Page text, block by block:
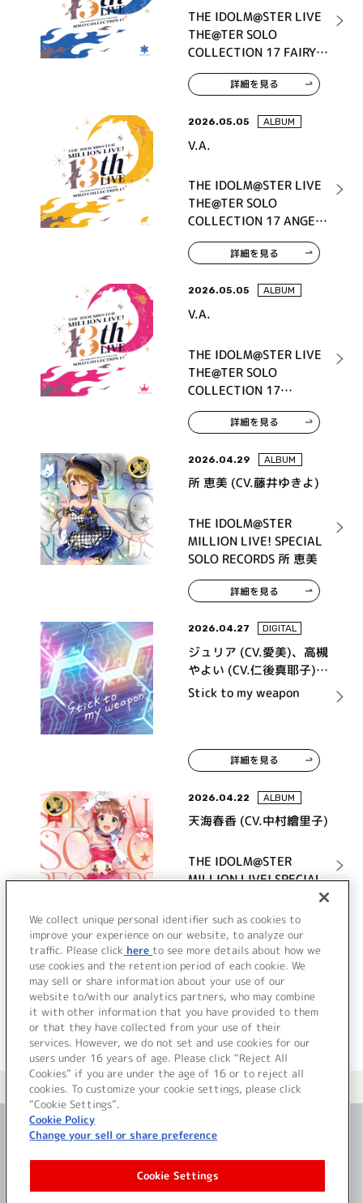
THE IDOLM@STER LIVE
THE@TER SOLO
COLLECTION 17 FAIRY
STARS
詳細を見る
2026.05.05 ALBUM
V.A.
THE IDOLM@STER LIVE
THE@TER SOLO
COLLECTION 17 ANGEL
STARS
詳細を見る
2026.05.05 ALBUM
V.A.
THE IDOLM@STER LIVE
THE@TER SOLO
COLLECTION 17
PRINCESS STARS
詳細を見る
2026.04.29 ALBUM
所 恵美 (CV.藤井ゆきよ)
THE IDOLM@STER
MILLION LIVE! SPECIAL
SOLO RECORDS 所 恵美
詳細を見る
2026.04.27 DIGITAL
ジュリア (CV.愛美)、高槻
やよい (CV.仁後真耶子)、
天海春香 (CV.中村繪里
子)、馬場このみ (CV.髙橋
戸田めぐみ)
Stick to my weapon
詳細を見る
2026.04.22 ALBUM
天海春香 (CV.中村繪里子)
THE IDOLM@STER
MILLION LIVE! SPECIAL
SOLO RECORDS 天海春香
詳細を見る
1 2 3 … 19 >
＜ カタログサイト トップページへ
お問い合わせ
サイト利用について
We collect unique personal identifier such as cookies to
improve your experience on our website, to analyze our
traffic. Please click here to see more details about how we
use cookies and the retention period of each cookie. We
may sell or share information about your use of our
website to/with our analytics partners, who may combine
it with other information that you have provided to them
or that they have collected from your use of their
services. However, we do not set and use cookies for our
users under 16 years of age. Please click “Reject All
Cookies” if you are under the age of 16 or to reject all
cookies. To customize your cookie settings, please click
“Cookie Settings”.
Cookie Policy
Change your sell or share preference
Cookie Settings